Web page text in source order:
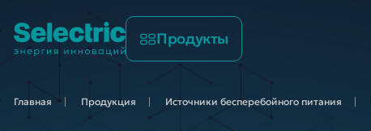
Продукты
Главная Продукция Источники бесперебойного питания